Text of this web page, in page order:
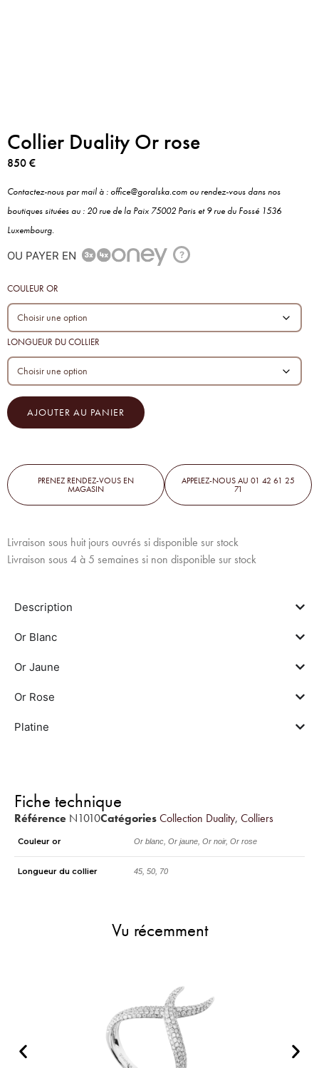
Collier Duality Or rose
850€
Contactez-nous par mail à : office@goralska.com ou rendez-vous dans nos
boutiques situées au : 20 rue de la Paix 75002 Paris et 9 rue du Fossé 1536
Luxembourg.
OU PAYER EN ?
COULEUR OR
LONGUEUR DU COLLIER
AJOUTER AU PANIER
PRENEZ RENDEZ-VOUS EN
MAGASIN
APPELEZ-NOUS AU 01 42 61 25
71
Livraison sous huit jours ouvrés si disponible sur stock
Livraison sous 4 à 5 semaines si non disponible sur stock
Description
Or Blanc
Or Jaune
Or Rose
Platine
Fiche technique
Référence N1010CatégoriesCollection Duality, Colliers
Couleur or Or blanc, Or jaune, Or noir, Or rose
Longueur du collier 45, 50, 70
Vu récemment